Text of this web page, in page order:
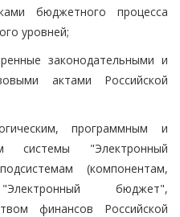
бюджетного процесса
уровней;
законодательными и
актами Российской
программным и
системы "Электронный
(компонентам,
бюджет",
финансов Российской